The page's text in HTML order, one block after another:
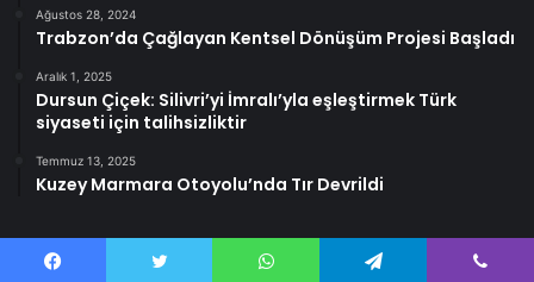
Ağustos 28, 2024
Trabzon’da Çağlayan Kentsel Dönüşüm Projesi Başladı
Aralık 1, 2025
Dursun Çiçek: Silivri’yi İmralı’yla eşleştirmek Türk
siyaseti için talihsizliktir
Temmuz 13, 2025
Kuzey Marmara Otoyolu’nda Tır Devrildi